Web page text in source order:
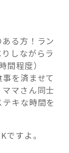
る方！ラン
しながらラ
間程度）
を済ませて
マさん同士
キな時間を
すよ。